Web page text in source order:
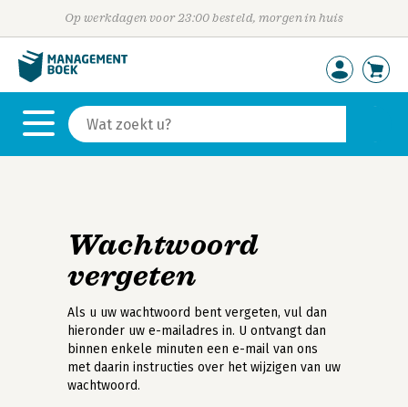
Op werkdagen voor 23:00 besteld, morgen in huis
Wachtwoord
vergeten
Als u uw wachtwoord bent vergeten, vul dan
hieronder uw e-mailadres in. U ontvangt dan
binnen enkele minuten een e-mail van ons
met daarin instructies over het wijzigen van uw
wachtwoord.